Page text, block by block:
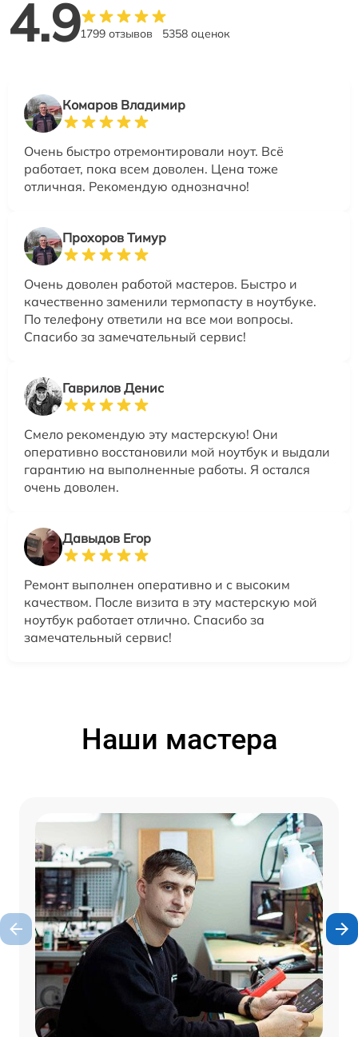
4.91799 отзывов 5358 оценок
Комаров Владимир
Очень быстро отремонтировали ноут. Всё
работает, пока всем доволен. Цена тоже
отличная. Рекомендую однозначно!
Прохоров Тимур
Очень доволен работой мастеров. Быстро и
качественно заменили термопасту в ноутбуке.
По телефону ответили на все мои вопросы.
Спасибо за замечательный сервис!
Гаврилов Денис
Смело рекомендую эту мастерскую! Они
оперативно восстановили мой ноутбук и выдали
гарантию на выполненные работы. Я остался
очень доволен.
Давыдов Егор
Ремонт выполнен оперативно и с высоким
качеством. После визита в эту мастерскую мой
ноутбук работает отлично. Спасибо за
замечательный сервис!
Наши мастера